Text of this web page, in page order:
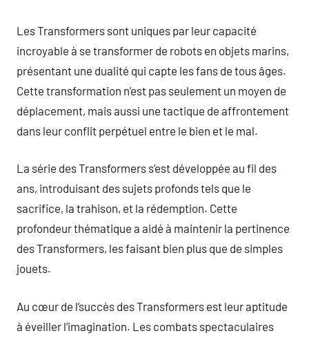
Les Transformers sont uniques par leur capacité
incroyable à se transformer de robots en objets marins,
présentant une dualité qui capte les fans de tous âges.
Cette transformation n’est pas seulement un moyen de
déplacement, mais aussi une tactique de affrontement
dans leur conflit perpétuel entre le bien et le mal.
La série des Transformers s’est développée au fil des
ans, introduisant des sujets profonds tels que le
sacrifice, la trahison, et la rédemption. Cette
profondeur thématique a aidé à maintenir la pertinence
des Transformers, les faisant bien plus que de simples
jouets.
Au cœur de l’succès des Transformers est leur aptitude
à éveiller l’imagination. Les combats spectaculaires